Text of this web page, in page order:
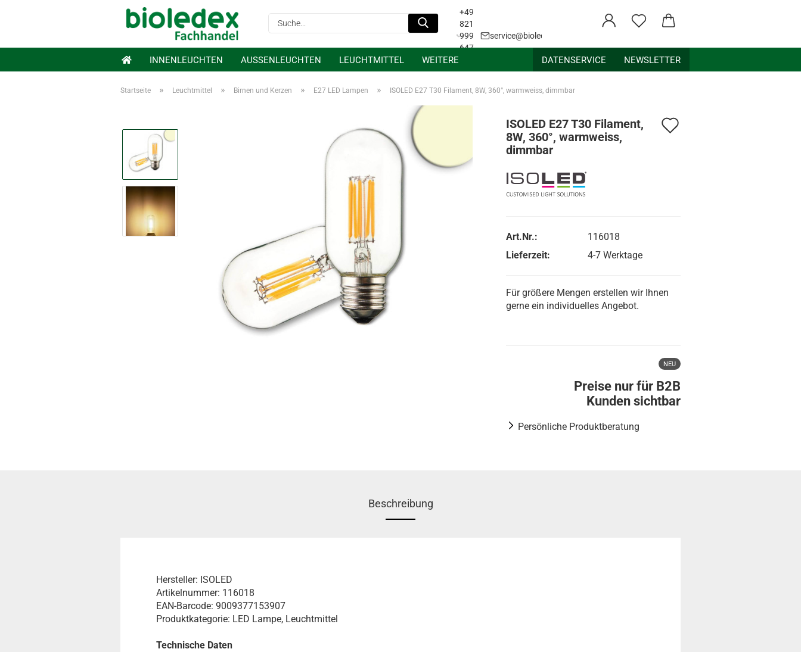
Suche...
+49
821
999
647
service@bioledex.de
Lichtplanung
INNENLEUCHTEN AUSSENLEUCHTEN LEUCHTMITTEL DATENSERVICE NEWSLETTER
WEITERE
Startseite » Leuchtmittel » Birnen und Kerzen » E27 LED Lampen » ISOLED E27 T30 Filament, 8W, 360°, warmweiss, dimmbar
ISOLED E27 T30 Filament,
8W, 360°, warmweiss,
dimmbar
Art.Nr.:
116018
Lieferzeit:
4-7 Werktage
Für größere Mengen erstellen wir Ihnen
gerne ein individuelles Angebot.
NEU
Preise nur für B2B
Kunden sichtbar
Persönliche Produktberatung
Beschreibung
Hersteller: ISOLED
Artikelnummer: 116018
EAN-Barcode: 9009377153907
Produktkategorie: LED Lampe, Leuchtmittel
Technische Daten